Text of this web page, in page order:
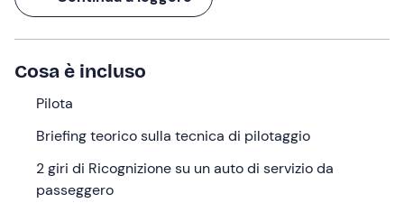
una
Porsche Cayman Cup , per
Sarai in compagnia di unpilota professionista, che
firmerà il tuo
attestato di partecipazione
dell'esperienza della durata di
questa giornata a bordo di una (o meglio, due)
Cosa faremo
Ti aspetterò15 minuti prima
Cosa è incluso
Pilota
Briefing teorico sulla tecnica di pilotaggio
2 giri di Ricognizione su un auto di servizio da
passeggero